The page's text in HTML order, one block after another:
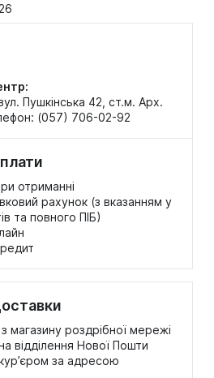
Пушкінська 42, ст.м. Арх.
(057) 706-02-92
отриманні
рахунок (з вказанням у
та повного ПІБ)
магазину роздрібної мережі
відділення Нової Пошти
за адресою